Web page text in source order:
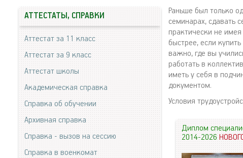
Раньше был только
семинарах, сдавать
практически не
быстрее, если
важно, где вы
работать в
иметь у себя в
документом.
Условия
Диплом
2014-2026
АТТЕСТАТЫ, СПРАВКИ
Аттестат за 11 класс
Аттестат за 9 класс
Аттестат школы
Академическая справка
Справка об обучении
Архивная справка
Справка - вызов на сессию
Справка в военкомат